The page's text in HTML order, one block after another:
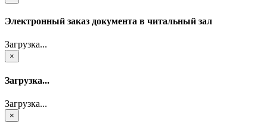
Электронный заказ документа в читальный зал
Загрузка...
×
Загрузка...
Загрузка...
×